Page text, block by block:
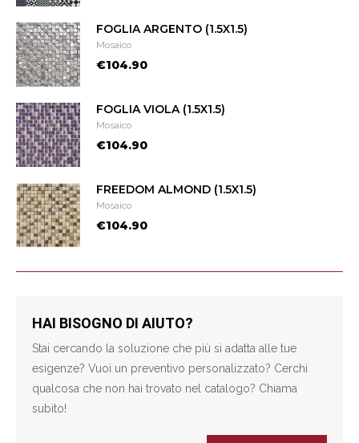
FOGLIA ARGENTO (1.5X1.5)
Mosaico
€104.90
FOGLIA VIOLA (1.5X1.5)
Mosaico
€104.90
FREEDOM ALMOND (1.5X1.5)
Mosaico
€104.90
HAI BISOGNO DI AIUTO?
Stai cercando la soluzione che più si adatta alle tue
esigenze? Vuoi un preventivo personalizzato? Cerchi
qualcosa che non hai trovato nel catalogo? Chiama
subito!